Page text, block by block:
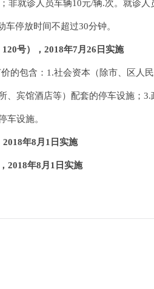
诊人员车辆10元/辆.次。就诊人
停放时间不超过30分钟。
号），2018年7月26日实施
包含：1.社会资本（除市、区人
宾馆酒店等）配套的停车设施；
车设施。
年8月1日实施
2018年8月1日实施